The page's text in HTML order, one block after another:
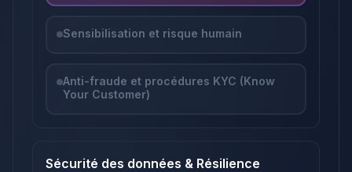
Sensibilisation et risque humain
Anti-fraude et procédures KYC (Know
Your Customer)
Sécurité des données & Résilience